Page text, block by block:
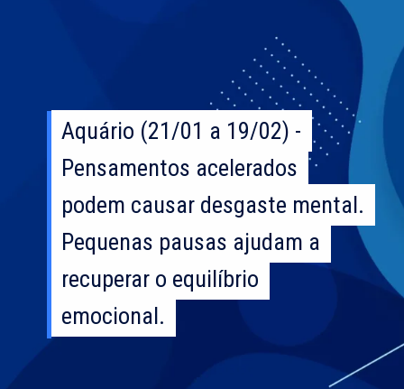
Aquário (21/01 a 19/02) -
Pensamentos acelerados
podem causar desgaste mental.
Pequenas pausas ajudam a
recuperar o equilíbrio
emocional.
Aquário (21/01 a 19/02) -
Pensamentos acelerados
podem causar desgaste mental.
Pequenas pausas ajudam a
recuperar o equilíbrio
emocional.